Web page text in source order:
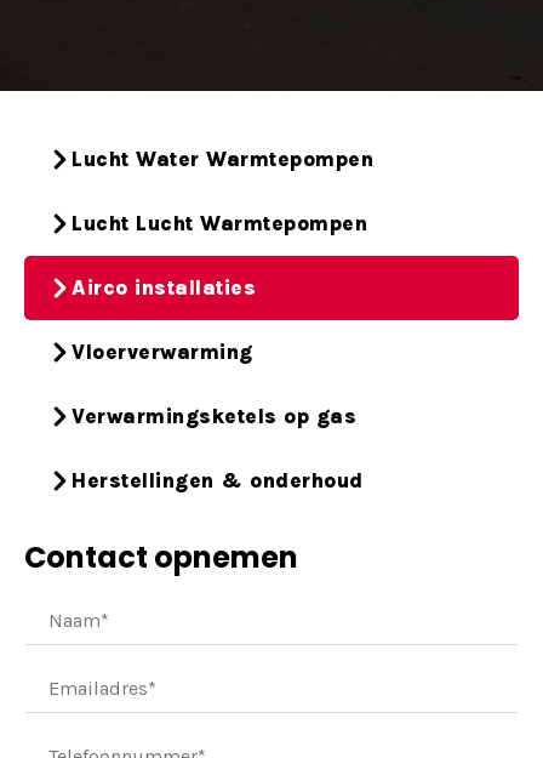
Lucht Water Warmtepompen
Lucht Lucht Warmtepompen
Airco installaties
Vloerverwarming
Verwarmingsketels op gas
Herstellingen & onderhoud
Contact opnemen